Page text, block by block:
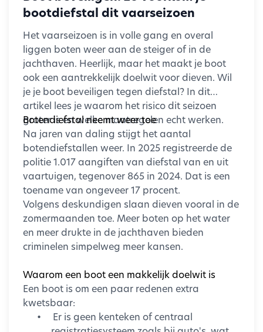
Voor veel verenigingen is dat een belangrijke
reden om te investeren in camerabeveiliging.
Meer overzicht op en rondom het sportpark
Een camerasysteem geeft bestuurders en
beheerders meer inzicht in wat er op het
sportpark gebeurt. Denk bijvoorbeeld aan de
entree, de parkeerplaats, de fietsenstalling, de
kantine of de kleedkamers (uiteraard alleen de
algemene ruimtes en nooit de kleedruimtes
zelf).
Wanneer zich een incident voordoet, kunnen de
beelden worden teruggekeken om
duidelijkheid te krijgen over de situatie.
Ook buiten openingstijden een gerust gevoel
Veel sportparken zijn 's avonds en in het
weekend verlaten. Juist op die momenten
plaatsvinden.
Met een goed camerasysteem blijft het terrein
ook buiten openingstijden in beeld. Afhankelijk
van de gekozen oplossing kunnen meldingen
worden ingesteld bij beweging op vooraf
bootdiefstal dit vaarseizoen
Het vaarseizoen is in volle gang en overal
liggen boten weer aan de steiger of in de
jachthaven. Heerlijk, maar het maakt je boot
ook een aantrekkelijk doelwit voor dieven. Wil
je je boot beveiligen tegen diefstal? In dit
artikel lees je waarom het risico dit seizoen
groter is en welke maatregelen echt werken.
Botendiefstal neemt weer toe
Na jaren van daling stijgt het aantal
botendiefstallen weer. In 2025 registreerde de
politie 1.017 aangiften van diefstal van en uit
vaartuigen, tegenover 865 in 2024. Dat is een
toename van ongeveer 17 procent.
Volgens deskundigen slaan dieven vooral in de
zomermaanden toe. Meer boten op het water
en meer drukte in de jachthaven bieden
criminelen simpelweg meer kansen.
Waarom een boot een makkelijk doelwit is
Een boot is om een paar redenen extra
kwetsbaar:
•
Er is geen kenteken of centraal